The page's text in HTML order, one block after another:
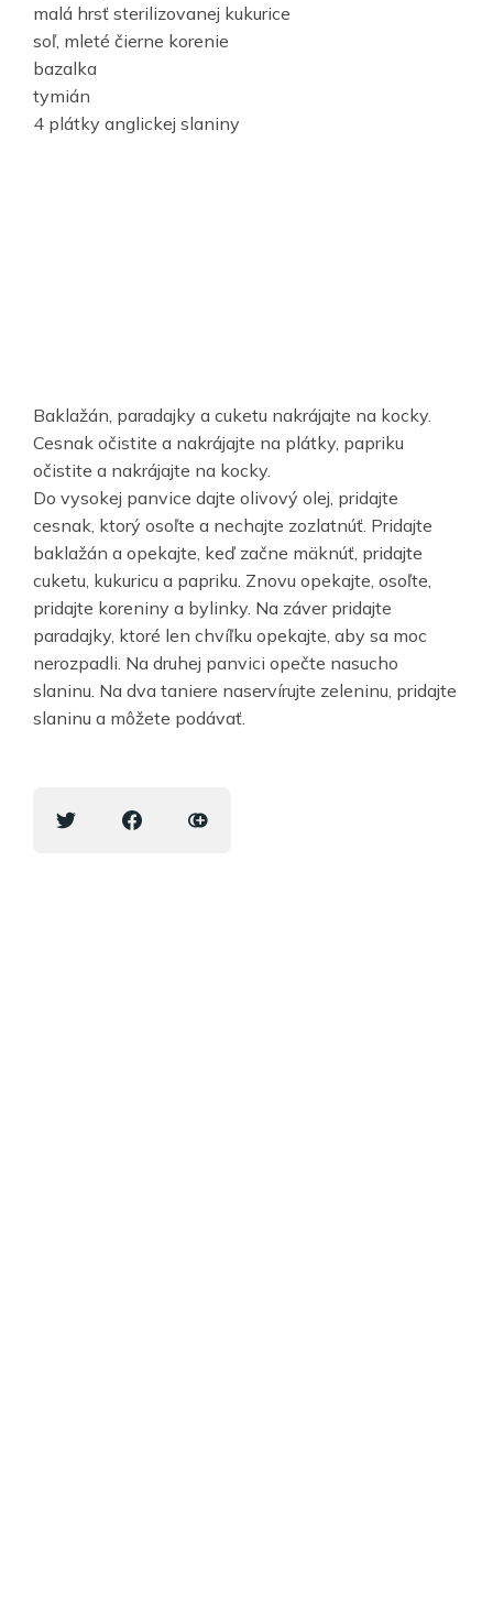
malá hrsť sterilizovanej kukurice
soľ, mleté čierne korenie
bazalka
tymián
4 plátky anglickej slaniny
Baklažán, paradajky a cuketu nakrájajte na kocky.
Cesnak očistite a nakrájajte na plátky, papriku
očistite a nakrájajte na kocky.
Do vysokej panvice dajte olivový olej, pridajte
cesnak, ktorý osoľte a nechajte zozlatnúť. Pridajte
baklažán a opekajte, keď začne mäknúť, pridajte
cuketu, kukuricu a papriku. Znovu opekajte, osoľte,
pridajte koreniny a bylinky. Na záver pridajte
paradajky, ktoré len chvíľku opekajte, aby sa moc
nerozpadli. Na druhej panvici opečte nasucho
slaninu. Na dva taniere naservírujte zeleninu, pridajte
slaninu a môžete podávať.